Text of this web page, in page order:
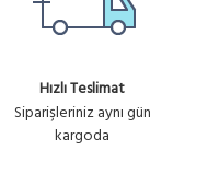
Hızlı Teslimat
Siparişleriniz aynı gün
kargoda